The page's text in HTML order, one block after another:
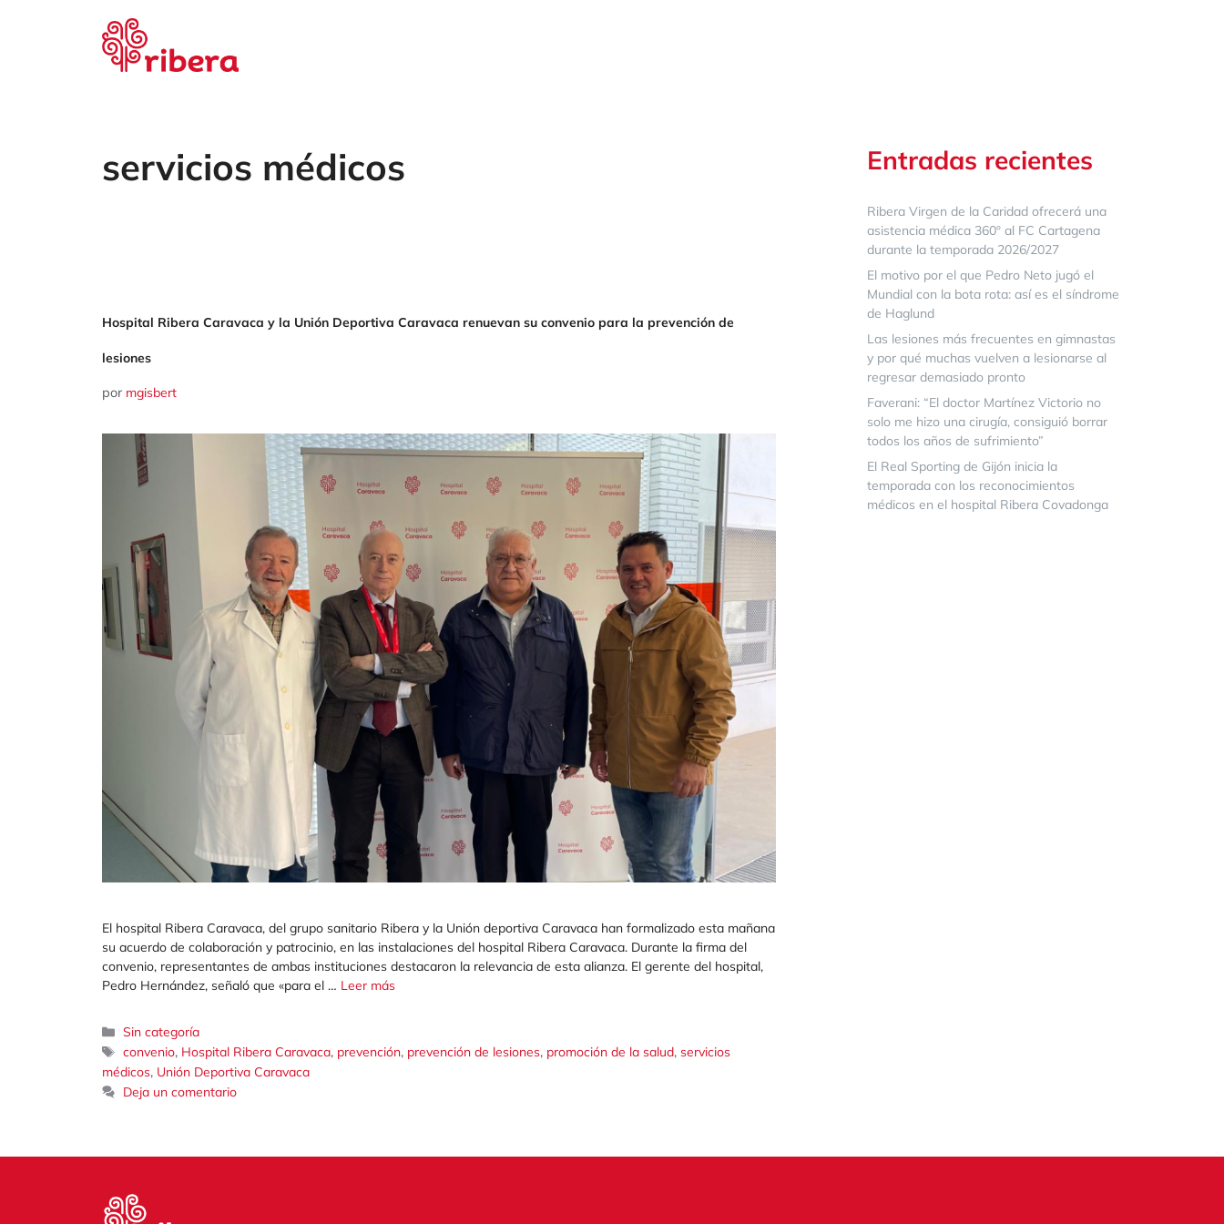
servicios médicos
Hospital Ribera Caravaca y la Unión Deportiva Caravaca renuevan su convenio para la prevención de
lesiones
por mgisbert
El hospital Ribera Caravaca, del grupo sanitario Ribera y la Unión deportiva Caravaca han formalizado esta mañana
su acuerdo de colaboración y patrocinio, en las instalaciones del hospital Ribera Caravaca. Durante la firma del
convenio, representantes de ambas instituciones destacaron la relevancia de esta alianza. El gerente del hospital,
Pedro Hernández, señaló que «para el … Leer más
Categorías
Sin categoría
Etiquetas
convenio, Hospital Ribera Caravaca, prevención, prevención de lesiones, promoción de la salud, servicios
médicos, Unión Deportiva Caravaca
Deja un comentario
Entradas recientes
Ribera Virgen de la Caridad ofrecerá una
asistencia médica 360º al FC Cartagena
durante la temporada 2026/2027
El motivo por el que Pedro Neto jugó el
Mundial con la bota rota: así es el síndrome
de Haglund
Las lesiones más frecuentes en gimnastas
y por qué muchas vuelven a lesionarse al
regresar demasiado pronto
Faverani: “El doctor Martínez Victorio no
solo me hizo una cirugía, consiguió borrar
todos los años de sufrimiento”
El Real Sporting de Gijón inicia la
temporada con los reconocimientos
médicos en el hospital Ribera Covadonga